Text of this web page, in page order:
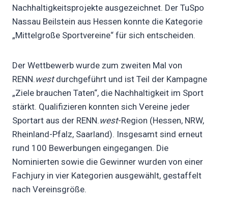
Nachhaltigkeitsprojekte ausgezeichnet. Der TuSpo
Nassau Beilstein aus Hessen konnte die Kategorie
„Mittelgroße Sportvereine“ für sich entscheiden.
Der Wettbewerb wurde zum zweiten Mal von
RENN.west durchgeführt und ist Teil der Kampagne
„Ziele brauchen Taten“, die Nachhaltigkeit im Sport
stärkt. Qualifizieren konnten sich Vereine jeder
Sportart aus der RENN.west-Region (Hessen, NRW,
Rheinland-Pfalz, Saarland). Insgesamt sind erneut
rund 100 Bewerbungen eingegangen. Die
Nominierten sowie die Gewinner wurden von einer
Fachjury in vier Kategorien ausgewählt, gestaffelt
nach Vereinsgröße.